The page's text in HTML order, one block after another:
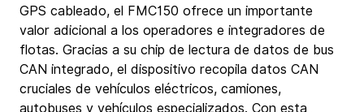
GPS cableado, el FMC150 ofrece un importante
valor adicional a los operadores e integradores de
flotas. Gracias a su chip de lectura de datos de bus
CAN integrado, el dispositivo recopila datos CAN
cruciales de vehículos eléctricos, camiones,
autobuses y vehículos especializados. Con esta